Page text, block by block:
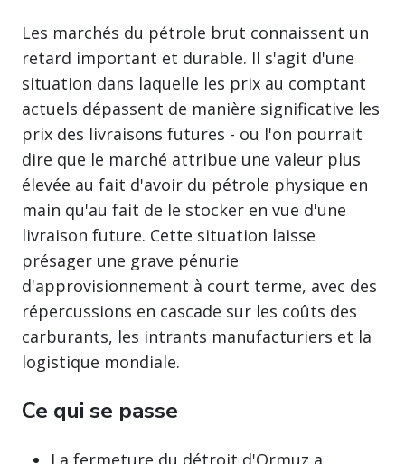
Les marchés du pétrole brut connaissent un
retard important et durable. Il s'agit d'une
situation dans laquelle les prix au comptant
actuels dépassent de manière significative les
prix des livraisons futures - ou l'on pourrait
dire que le marché attribue une valeur plus
élevée au fait d'avoir du pétrole physique en
main qu'au fait de le stocker en vue d'une
livraison future. Cette situation laisse
présager une grave pénurie
d'approvisionnement à court terme, avec des
répercussions en cascade sur les coûts des
carburants, les intrants manufacturiers et la
logistique mondiale.
Ce qui se passe
La fermeture du détroit d'Ormuz a